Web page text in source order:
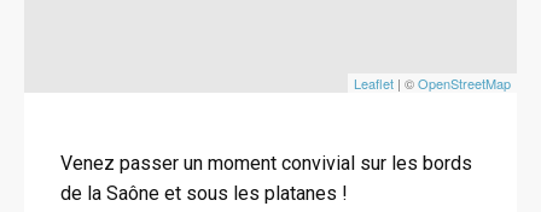
Leaflet | ©OpenStreetMap
Venez passer un moment convivial sur les bords
de la Saône et sous les platanes !